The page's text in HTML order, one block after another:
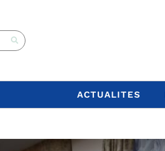
ACTUALITES